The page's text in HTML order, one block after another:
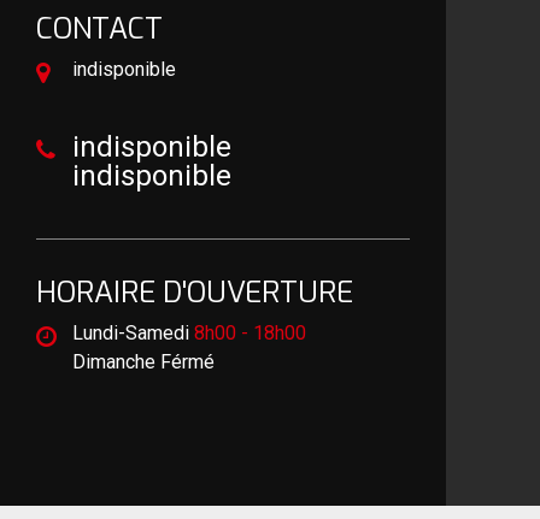
CONTACT
indisponible
indisponible
indisponible
HORAIRE D'OUVERTURE
Lundi-Samedi 8h00 - 18h00
Dimanche Férmé